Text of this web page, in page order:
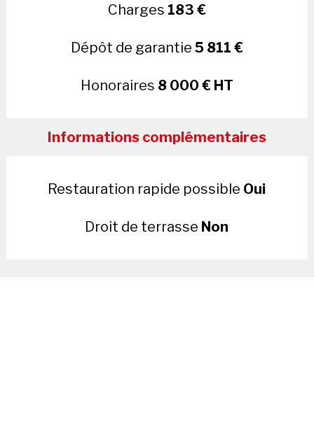
Charges 183 €
Dépôt de garantie 5 811 €
Honoraires 8 000 € HT
Informations complémentaires
Restauration rapide possible Oui
Droit de terrasse Non